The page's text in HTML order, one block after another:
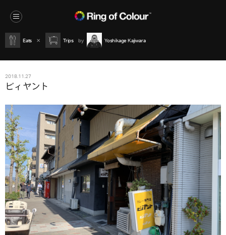
Eats Trips Yoshikage Kajiwara
2018.11.27
ビィヤント